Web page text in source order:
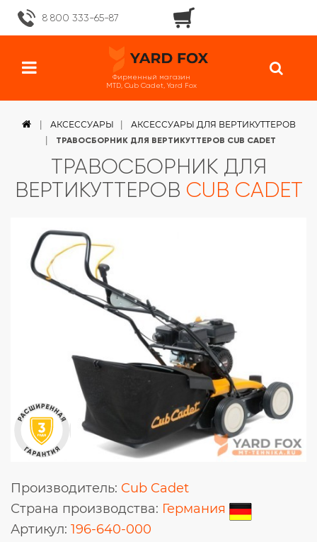
8 800 333-65-87
Фирменный магазин
MTD, Cub Cadet, Yard Fox
АКСЕССУАРЫ АКСЕССУАРЫ ДЛЯ ВЕРТИКУТТЕРОВ
ТРАВОСБОРНИК ДЛЯ ВЕРТИКУТТЕРОВ CUB CADET
ТРАВОСБОРНИК ДЛЯ
ВЕРТИКУТТЕРОВ CUB CADET
Производитель: Cub Cadet
Страна производства: Германия
Артикул: 196-640-000